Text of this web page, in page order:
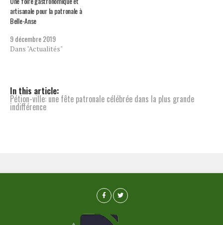
artisanale pour la patronale à
Belle-Anse
9 décembre 2019
Dans "Actualités"
In this article:
Pétion-ville: une fête patronale célébrée dans la plus grande
indifférence